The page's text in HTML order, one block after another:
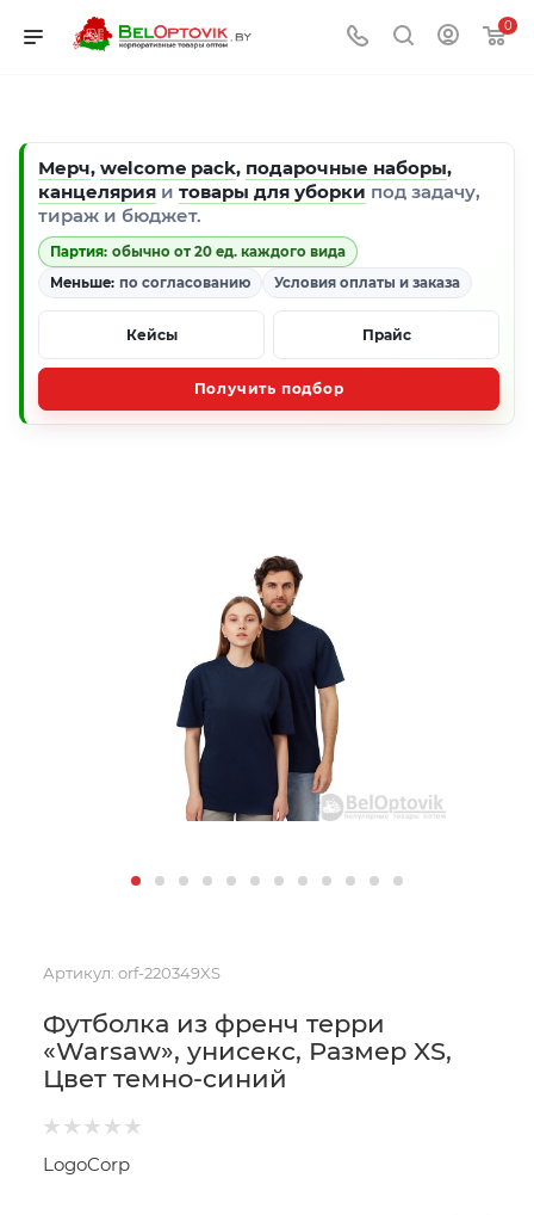
0
Мерч, welcome pack, подарочные наборы,
канцелярия и товары для уборки под задачу,
тираж и бюджет.
Партия: обычно от 20 ед. каждого вида
Меньше: по согласованию Условия оплаты и заказа
Кейсы Прайс
Получить подбор
Артикул: orf-220349XS
Футболка из френч терри
«Warsaw», унисекс, Размер XS,
Цвет темно-синий
LogoCorp